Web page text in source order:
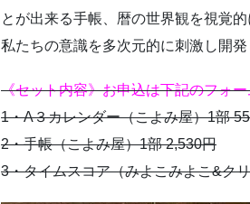
とが出来る手帳、暦の世界観を視覚
私たちの意識を多次元的に刺激し開発
《セット内容》お申込は下記のフォ
1・A３カレンダー（こよみ屋）1部
2・手帳（こよみ屋）1部 2,530円
3・タイムスコア（みよこみよこ&ク